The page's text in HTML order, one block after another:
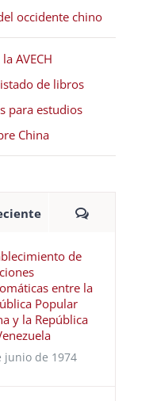
occidente chino
AVECH
de libros
para estudios
China
de
entre la
Popular
y la República
junio de 1974